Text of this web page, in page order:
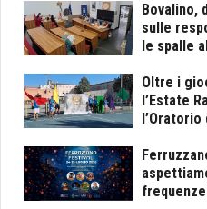
Bovalino,
sulle
le spalle
Oltre i
l’Estate